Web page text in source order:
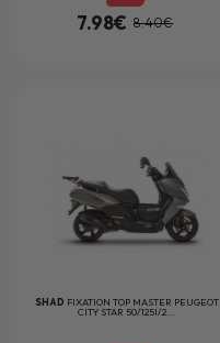
7.98€ 8.40€
SHAD FIXATION TOP MASTER PEUGEOT
CITY STAR 50/125I/2...